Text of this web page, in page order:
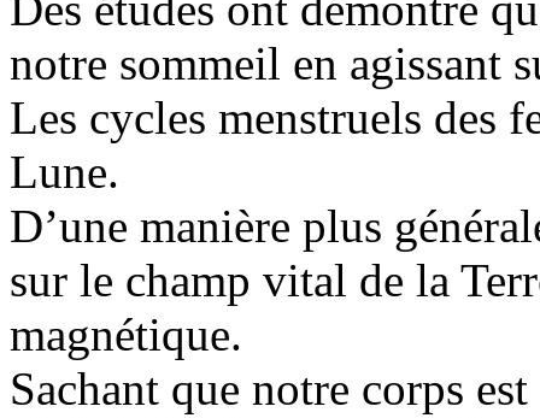
notre sommeil en agissant
Les cycles menstruels des
Lune.
D’une manière plus
sur le champ vital de la
magnétique.
Sachant que notre corps